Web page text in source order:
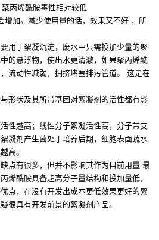
丙烯酰胺毒性相对较低
增加。减少使用量的话，效果又不好 ，所
用于絮凝沉淀，废水中只需投加少量的聚
的悬浮物，使出水更清澈，如果聚丙烯酰
流动性减弱，拥挤堵塞排污管道。 这是在
形状及其所带基团对絮凝剂的活性都有影
性越高；线性分子絮凝活性高，分子带支
凝剂产生菌处于培养后期，细胞表面蔬水
高。
点有很多，但并不影响其作为目前用量 最
烯酰胺具备超高分子量结构和投加量低，
点，在没有开发出成本更低效果更好的絮
很具有开发前景的絮凝剂产品。